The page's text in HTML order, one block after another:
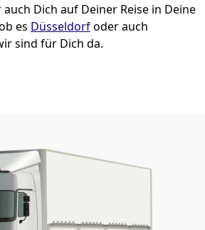
Dich auf Deiner Reise in Deine
es Düsseldorfoder auch
sind für Dich da.